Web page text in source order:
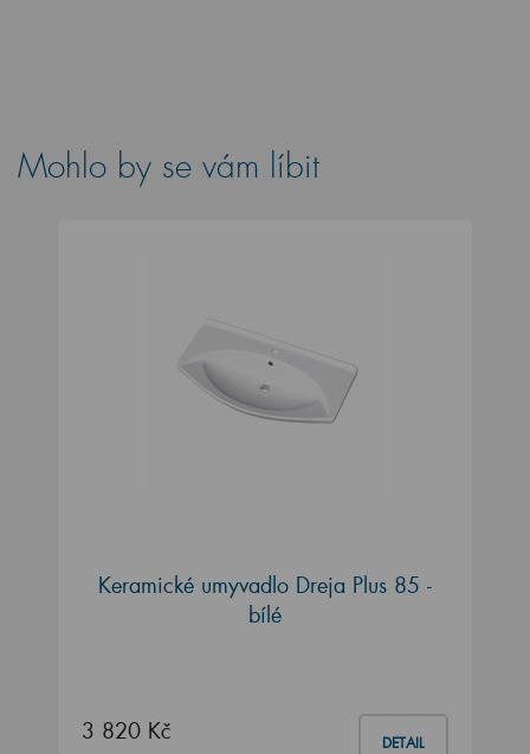
Mohlo by se vám líbit
Keramické umyvadlo Dreja Plus 85 -
bílé
3 820 Kč DETAIL